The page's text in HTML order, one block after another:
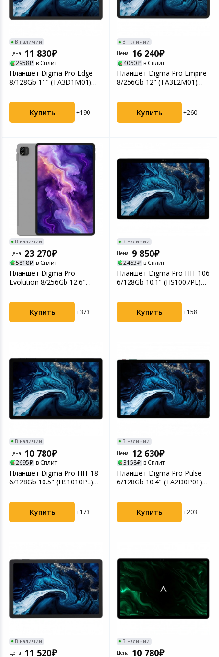
В наличии
Цена
11 830
2958 в Сплит
Планшет Digma Pro Edge
8/128Gb 11" (TA3D1M01)
Купить +190
В наличии
Цена
16 240
4060 в Сплит
Планшет Digma Pro Empire
8/256Gb 12" (TA3E2M01)
Купить +260
В наличии
Цена
23 270
5818 в Сплит
Планшет Digma Pro
Evolution 8/256Gb 12.6"
Купить +373
В наличии
Цена
9 850
2463 в Сплит
Планшет Digma Pro HIT 106
6/128Gb 10.1" (HS1007PL)
Купить +158
В наличии
Цена
10 780
2695 в Сплит
Планшет Digma Pro HIT 18
6/128Gb 10.5" (HS1010PL)
Купить +173
В наличии
Цена
12 630
3158 в Сплит
Планшет Digma Pro Pulse
6/128Gb 10.4" (TA2D0P01)
Купить +203
В наличии
Цена
11 520
В наличии
Цена
10 780
Игровые
Цифровые
Товары для дачи и сада
Музыкальные инструменты
Канцтовары
Умный дом
Торговое оборудование
Системы безопасности
Системы видеонаблюдения
Уцененные товары